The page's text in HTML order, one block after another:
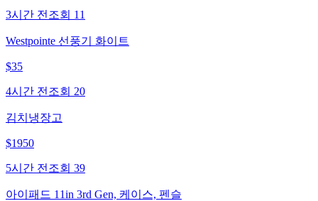
3시간 전 조회 11
Westpointe 선풍기 화이트
$35
4시간 전 조회 20
김치냉장고
$1950
5시간 전 조회 39
아이패드 11in 3rd Gen, 케이스, 펜슬